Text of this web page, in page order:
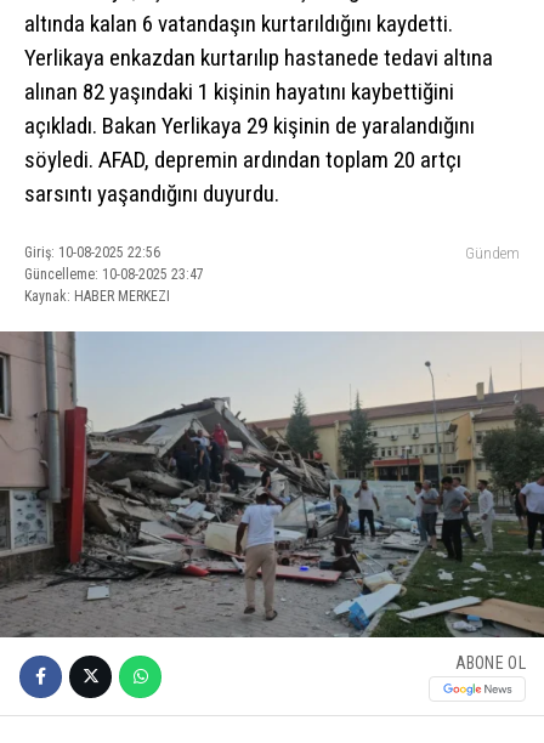
altında kalan 6 vatandaşın kurtarıldığını kaydetti.
Yerlikaya enkazdan kurtarılıp hastanede tedavi altına
alınan 82 yaşındaki 1 kişinin hayatını kaybettiğini
açıkladı. Bakan Yerlikaya 29 kişinin de yaralandığını
söyledi. AFAD, depremin ardından toplam 20 artçı
sarsıntı yaşandığını duyurdu.
Giriş: 10-08-2025 22:56
Güncelleme: 10-08-2025 23:47
Kaynak: HABER MERKEZI
Gündem
ABONE OL